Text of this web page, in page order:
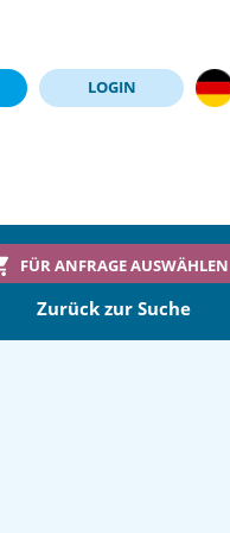
LOGIN
FÜR ANFRAGE AUSWÄHLEN
Zurück zur Suche